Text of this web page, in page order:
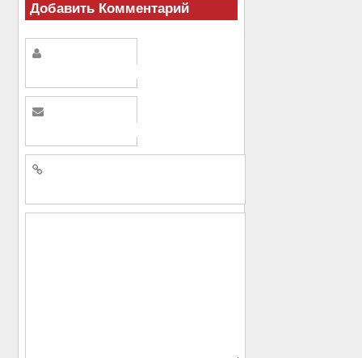
Добавить Комментарий